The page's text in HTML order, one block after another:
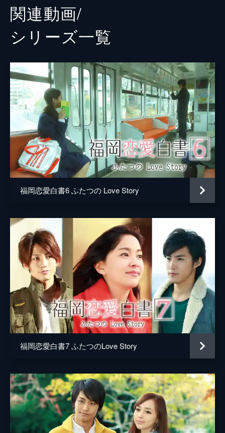
監督
脚本
関連動画/
シリーズ⼀覧
福岡恋愛白書6 ふたつの Love Story
福岡恋愛白書7 ふたつのLove Story